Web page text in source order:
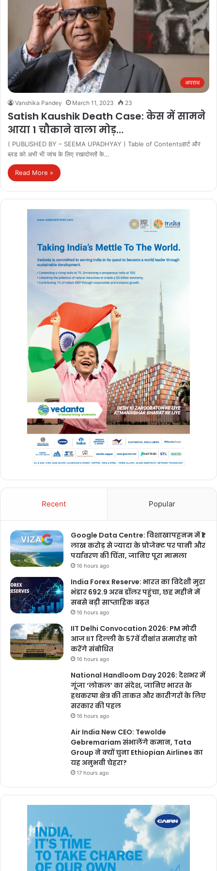
अपराध
Vanshika Pandey March 11, 2023 23
Satish Kaushik Death Case: केस में सामने
आया 1 चौकाने वाला मोड़…
( PUBLISHED BY – SEEMA UPADHYAY ) Table of Contentsहार्ट और
ब्लड को अभी भी जांच के लिए रखादोस्तों के…
Read More »
Recent Popular
Google Data Centre: विशाखापट्टनम में ₹1
लाख करोड़ से ज्यादा के प्रोजेक्ट पर पानी और
पर्यावरण की चिंता, जानिए पूरा मामला
16 hours ago
India Forex Reserve: भारत का विदेशी मुद्रा
भंडार 692.9 अरब डॉलर पहुंचा, छह महीने में
सबसे बड़ी साप्ताहिक बढ़त
16 hours ago
IIT Delhi Convocation 2026: PM मोदी
आज IIT दिल्ली के 57वें दीक्षांत समारोह को
करेंगे संबोधित
16 hours ago
National Handloom Day 2026: देशभर में
गूंजा ‘लोकल’ का संदेश, जानिए भारत के
हथकरघा क्षेत्र की ताकत और कारीगरों के लिए
सरकार की पहल
16 hours ago
Air India New CEO: Tewolde
Gebremariam संभालेंगे कमान, Tata
Group ने क्यों चुना Ethiopian Airlines का
यह अनुभवी चेहरा?
17 hours ago